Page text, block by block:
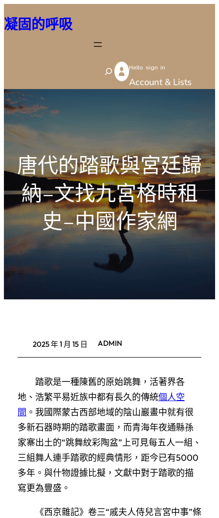
至
容
凝固的呼吸
S
e
Hello sign in
Account & Lists
唐代的踏歌與宮廷歸
納–文找九宮格時租
史–中國作家網
2025 年 1 月 15 日 ADMIN
踏歌是一種陳舊的原始跳舞，活著界各
地、浩繁平易近族中都有長久的傳統個人空
間 。我國際蒙古西部地域的陰山巖畫中就有很
多新石器時期的踏歌畫面，而青海年夜通縣孫
家寨出土的“跳舞紋彩陶盆”上可見每五人一組、
三組舞人連手踏歌的經典情形，距今已有5000
多年。與什物證據比擬，文獻中對于踏歌的描
寫更為豐盛。
《西京雜記》卷三“戚夫人侍兒言宮中事”條